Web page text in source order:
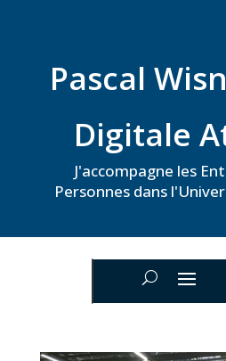
Pascal
Digitale
J'accompagne les
Personnes dans